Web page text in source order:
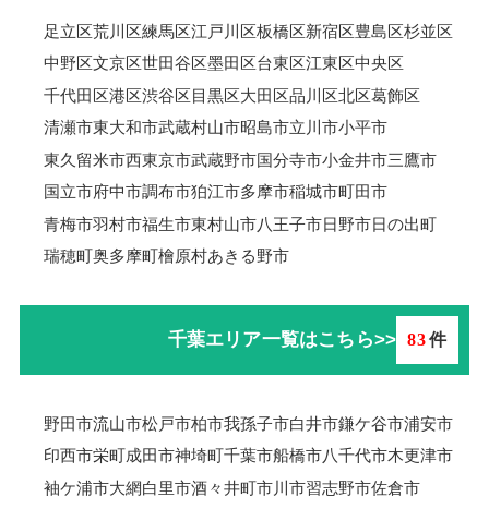
足立区荒川区練馬区江戸川区板橋区新宿区豊島区杉並区
中野区文京区世田谷区墨田区台東区江東区中央区
千代田区港区渋谷区目黒区大田区品川区北区葛飾区
清瀬市東大和市武蔵村山市昭島市立川市小平市
東久留米市西東京市武蔵野市国分寺市小金井市三鷹市
国立市府中市調布市狛江市多摩市稲城市町田市
青梅市羽村市福生市東村山市八王子市日野市日の出町
瑞穂町奥多摩町檜原村あきる野市
千葉エリア一覧はこちら>> 83件
野田市流山市松戸市柏市我孫子市白井市鎌ケ谷市浦安市
印西市栄町成田市神埼町千葉市船橋市八千代市木更津市
袖ケ浦市大網白里市酒々井町市川市習志野市佐倉市